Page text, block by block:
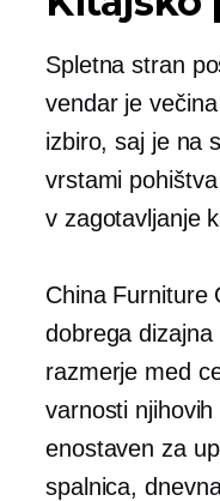
Spletna stran
vendar je
izbiro, saj je na
vrstami
v zagotavljanje
China Furniture
dobrega
razmerje med
varnosti
enostaven za
spalnica,